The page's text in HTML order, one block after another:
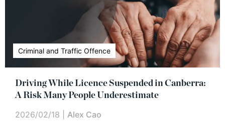
Criminal and Traffic Offence
Driving While Licence Suspended in Canberra:
A Risk Many People Underestimate
2026/02/18 Alex Cao